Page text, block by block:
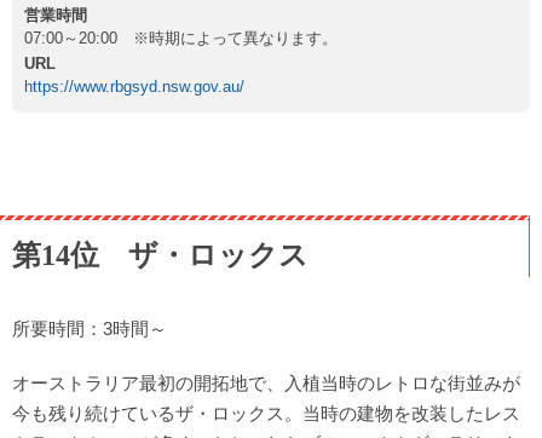
営業時間
07:00～20:00 ※時期によって異なります。
URL
https://www.rbgsyd.nsw.gov.au/
第14位 ザ・ロックス
所要時間：3時間～
オーストラリア最初の開拓地で、入植当時のレトロな街並みが
今も残り続けているザ・ロックス。当時の建物を改装したレス